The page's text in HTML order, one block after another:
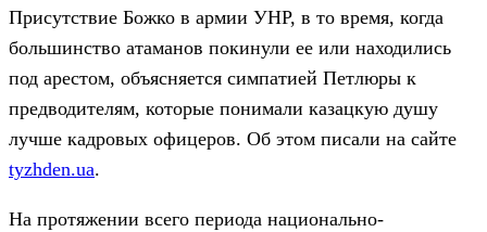
Присутствие Божко в армии УНР, в то время, когда
большинство атаманов покинули ее или находились
под арестом, объясняется симпатией Петлюры к
предводителям, которые понимали казацкую душу
лучше кадровых офицеров. Об этом писали на сайте
tyzhden.ua.
На протяжении всего периода национально-